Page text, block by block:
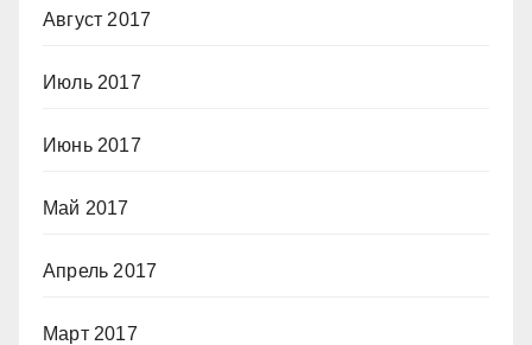
Август 2017
Июль 2017
Июнь 2017
Май 2017
Апрель 2017
Март 2017